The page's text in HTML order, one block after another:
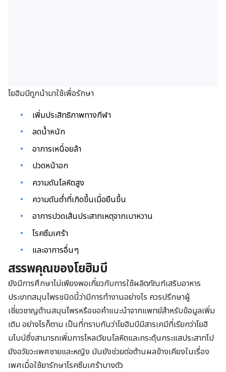
โยฮิมบีถูกนำมาใช้เพื่อรักษา
เพิ่มประสิทธิภาพทางกีฬา
ลดน้ำหนัก
อาการเหนื่อยล้า
ปวดหน้าอก
ความดันโลหิตสูง
ความดันต่ำที่เกิดขึ้นเมื่อยืนขึ้น
อาการปวดเส้นประสาทเหตุจากเบาหวาน
โรคซึมเศร้า
และอาการอื่นๆ
สรรพคุณของโยฮิมบี
ยังมีการศึกษาไม่เพียงพอเกี่ยวกับการใช้ผลิตภัณฑ์เสริมอาหาร
ประเภทสมุนไพรชนิดนี้ว่ามีการทำงานอย่างไร ควรปรึกษาผู้
เชี่ยวชาญด้านสมุนไพรหรือขอคำแนะนำจากแพทย์สำหรับข้อมูลเพิ่ม
เติม อย่างไรก็ตาม เป็นที่ทราบกันว่าโยฮิมบีมีสารเคมีที่เรียกว่าโยฮิ
มไบน์ซึ่งสามารถเพิ่มการไหลเวียนโลหิตและกระตุ้นกระแสประสาทไป
ยังอวัยวะเพศชายและหญิง มันยังช่วยต่อต้านผลข้างเคียงในเรื่อง
เพศเมื่อใช้ยารักษาโรคซึมเศร้าบางตัว